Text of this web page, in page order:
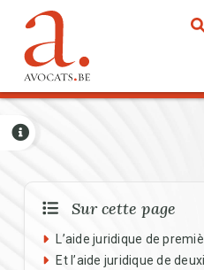
Aller au contenu principal
Sur cette page
L’aide juridique de
Et l’aide juridique de